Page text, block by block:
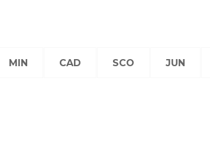
MIN CAD SCO JUN